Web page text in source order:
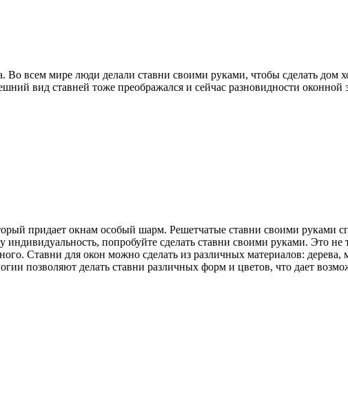
всем мире люди делали ставни своими руками, чтобы сделать дом
вид ставней тоже преображался и сейчас разновидности
придает окнам особый шарм. Решетчатые ставни своими руками
попробуйте сделать ставни своими руками. Это
Ставни для окон можно сделать из различных материалов:
позволяют делать ставни различных форм и цветов, что дает